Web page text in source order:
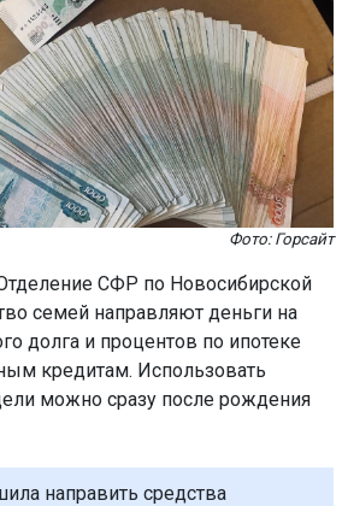
Фото: Горсайт
СФР по Новосибирской
семей направляют деньги на
долга и процентов по ипотеке
кредитам. Использовать
можно сразу после рождения
направить средства